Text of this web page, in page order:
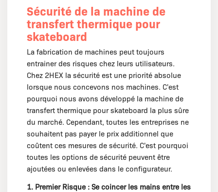
Sécurité de la machine de
transfert thermique pour
skateboard
La fabrication de machines peut toujours
entrainer des risques chez leurs utilisateurs.
Chez 2HEX la sécurité est une priorité absolue
lorsque nous concevons nos machines. C'est
pourquoi nous avons développé la machine de
transfert thermique pour skateboard la plus sûre
du marché. Cependant, toutes les entreprises ne
souhaitent pas payer le prix additionnel que
coûtent ces mesures de sécurité. C'est pourquoi
toutes les options de sécurité peuvent être
ajoutées ou enlevées dans le configurateur.
1. Premier Risque : Se coincer les mains entre les